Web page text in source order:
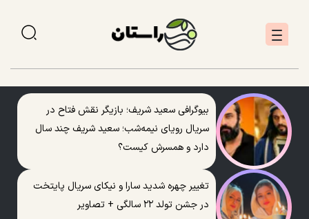
بیوگرافی سعید شریف؛ بازیگر نقش فتاح در
سریال رویای نیمه‌شب؛ سعید شریف چند سال
دارد و همسرش کیست؟
تغییر چهره شدید سارا و نیکای سریال پایتخت
در جشن تولد ۲۲ سالگی + تصاویر